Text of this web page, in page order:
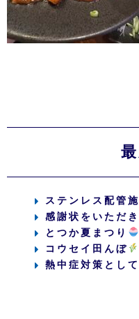
ステンレス配管
感謝状をいただき
とつか夏まつり
コウセイ田んぼ
熱中症対策とし